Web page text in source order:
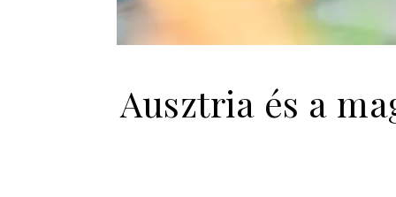
Ausztria és a